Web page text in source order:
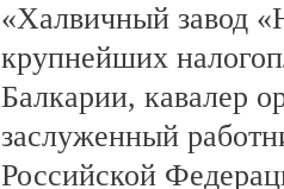
«Халвичный завод
крупнейших
Балкарии, кавалер
заслуженный
Российской